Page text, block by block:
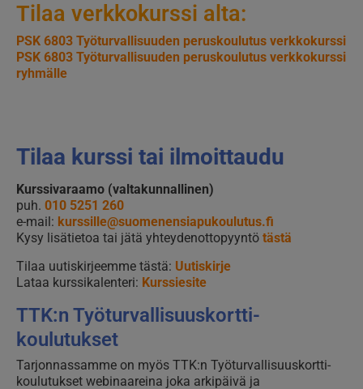
Tilaa verkkokurssi alta:
PSK 6803 Työturvallisuuden peruskoulutus verkkokurssi
PSK 6803 Työturvallisuuden peruskoulutus verkkokurssi
ryhmälle
Tilaa kurssi tai ilmoittaudu
Kurssivaraamo (valtakunnallinen)
puh. 010 5251 260
e-mail: kurssille@suomenensiapukoulutus.fi
Kysy lisätietoa tai jätä yhteydenottopyyntö tästä
Tilaa uutiskirjeemme tästä: Uutiskirje
Lataa kurssikalenteri: Kurssiesite
TTK:n Työturvallisuus­kortti­
koulutukset
Tarjonnassamme on myös TTK:n Työturvallisuus­kortti­
koulutukset webinaareina joka arkipäivä ja